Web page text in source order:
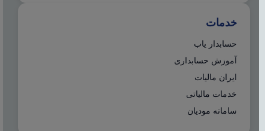
خدمات
حسابدار یاب
آموزش حسابداری
ایران مالیات
خدمات مالیاتی
سامانه مودیان